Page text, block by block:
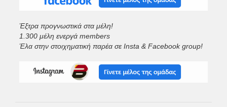
Έξτρα προγνωστικά στα μέλη!
1.300 μέλη ενεργά members
Έλα στην στοιχηματική παρέα σε Insta & Facebook group!